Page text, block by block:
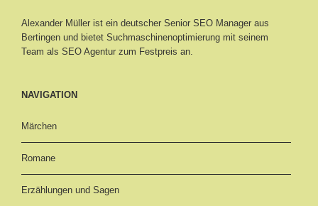
Alexander Müller ist ein deutscher Senior SEO Manager aus
Bertingen und bietet Suchmaschinenoptimierung mit seinem
Team als SEO Agentur zum Festpreis an.
NAVIGATION
Märchen
Romane
Erzählungen und Sagen